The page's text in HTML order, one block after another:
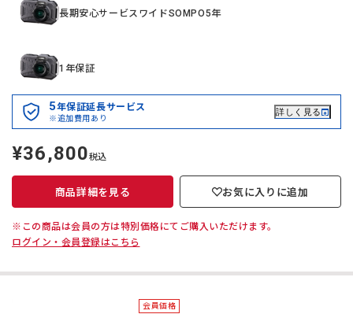
長期安心サービスワイドSOMPO5年
1年保証
5年保証延長サービス
※追加費用あり
詳しく見る
定
価
¥36,800税込
商品詳細を見る お気に入りに追加
※この商品は会員の方は特別価格にてご購入いただけます。
ログイン・会員登録はこちら
会員価格